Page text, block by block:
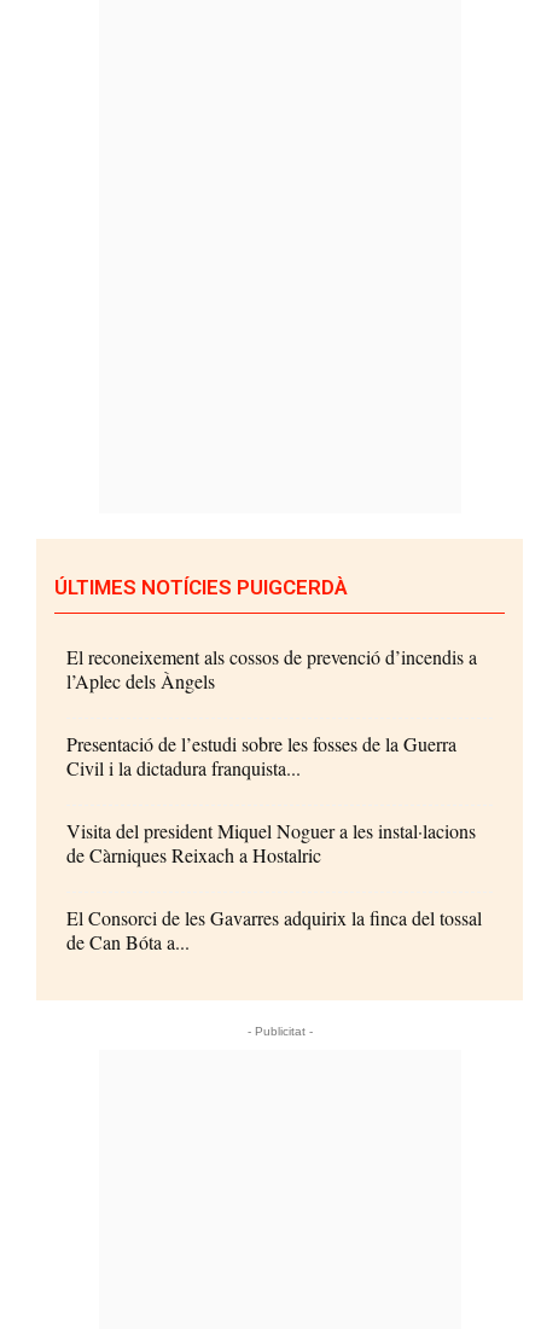
ÚLTIMES NOTÍCIES PUIGCERDÀ
El reconeixement als cossos de prevenció d’incendis a
l’Aplec dels Àngels
Presentació de l’estudi sobre les fosses de la Guerra
Civil i la dictadura franquista...
Visita del president Miquel Noguer a les instal·lacions
de Càrniques Reixach a Hostalric
El Consorci de les Gavarres adquirix la finca del tossal
de Can Bóta a...
- Publicitat -